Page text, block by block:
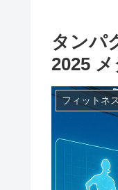
タンパ
2025
フィットネ